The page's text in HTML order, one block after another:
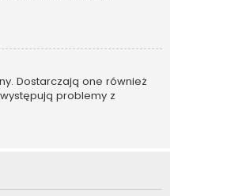
Dostarczają one również
problemy z